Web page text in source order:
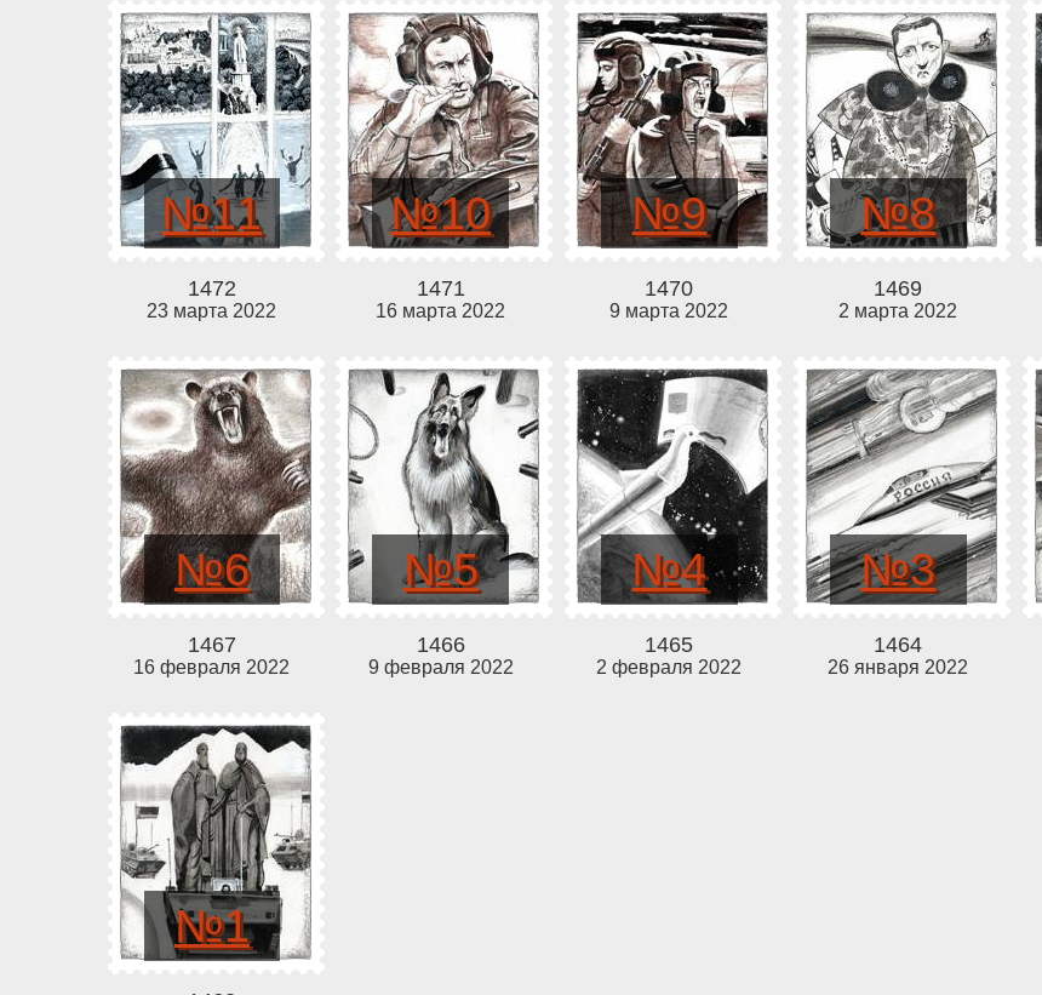
№11
1472
23 марта 2022
№10
1471
16 марта 2022
№9
1470
9 марта 2022
№8
1469
2 марта 2022
№6
1467
16 февраля 2022
№5
1466
9 февраля 2022
№4
1465
2 февраля 2022
№3
1464
26 января 2022
№1